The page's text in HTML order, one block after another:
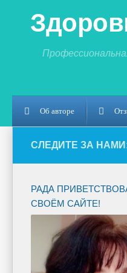
Об авторе
СЛЕДИТЕ ЗА
РАДА
СВОЁМ САЙТЕ!